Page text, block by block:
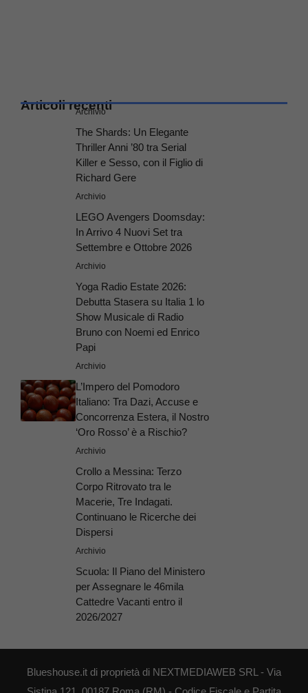
Articoli recenti
Archivio
The Shards: Un Elegante
Thriller Anni ’80 tra Serial
Killer e Sesso, con il Figlio di
Richard Gere
Archivio
LEGO Avengers Doomsday:
In Arrivo 4 Nuovi Set tra
Settembre e Ottobre 2026
Archivio
Yoga Radio Estate 2026:
Debutta Stasera su Italia 1 lo
Show Musicale di Radio
Bruno con Noemi ed Enrico
Papi
Archivio
L’Impero del Pomodoro
Italiano: Tra Dazi, Accuse e
Concorrenza Estera, il Nostro
‘Oro Rosso’ è a Rischio?
Archivio
Crollo a Messina: Terzo
Corpo Ritrovato tra le
Macerie, Tre Indagati.
Continuano le Ricerche dei
Dispersi
Archivio
Scuola: Il Piano del Ministero
per Assegnare le 46mila
Cattedre Vacanti entro il
2026/2027
Blueshouse.it di proprietà di NEXTMEDIAWEB SRL - Via